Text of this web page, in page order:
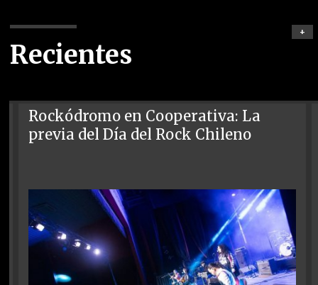
Recientes
+
Rockódromo en Cooperativa: La
previa del Día del Rock Chileno